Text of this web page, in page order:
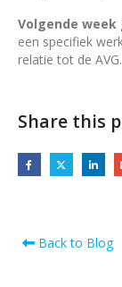
Volgende week
een specifiek
relatie tot de AVG.
Share this
Back to Blog